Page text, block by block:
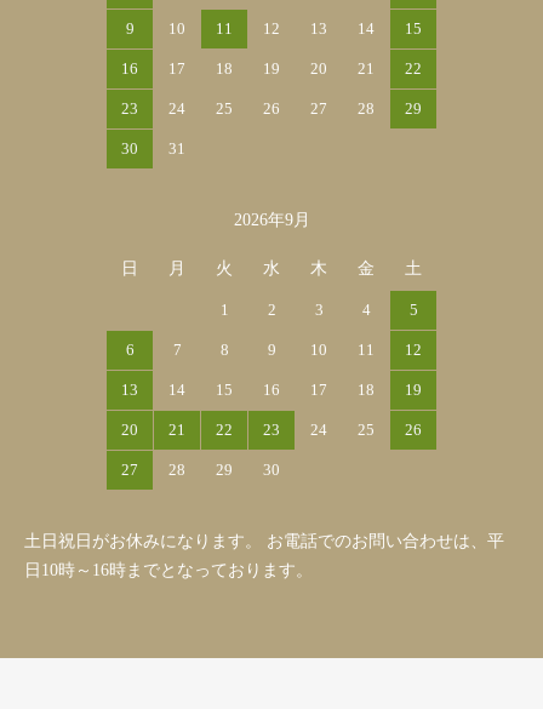
9 10 11 12 13 14 15
16 17 18 19 20 21 22
23 24 25 26 27 28 29
30 31
2026年9月
日 月 火 水 木 金 土
1 2 3 4 5
6 7 8 9 10 11 12
13 14 15 16 17 18 19
20 21 22 23 24 25 26
27 28 29 30
土日祝日がお休みになります。 お電話でのお問い合わせは、平
日10時～16時までとなっております。